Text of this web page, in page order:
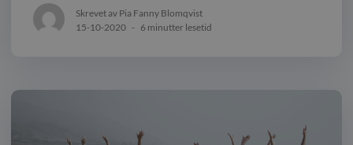
Skrevet av Pia Fanny Blomqvist
15-10-2020 - 6 minutter lesetid